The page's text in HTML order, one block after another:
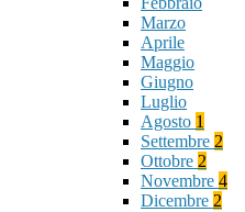
Marzo
Aprile
Maggio
Giugno
Luglio
Agosto 1
Settembre 2
Ottobre 2
Novembre 4
Dicembre 2